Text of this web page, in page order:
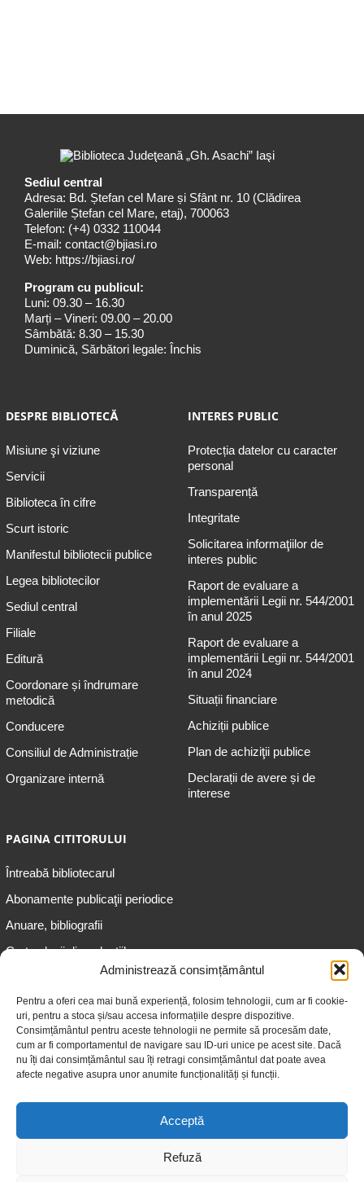
Administrează consimțământul
Pentru a oferi cea mai bună experiență, folosim tehnologii, cum ar fi cookie-
uri, pentru a stoca și/sau accesa informațiile despre dispozitive.
Consimțământul pentru aceste tehnologii ne permite să procesăm date,
cum ar fi comportamentul de navigare sau ID-uri unice pe acest site. Dacă
nu îți dai consimțământul sau îți retragi consimțământul dat poate avea
afecte negative asupra unor anumite funcționalități și funcții.
Acceptă
Refuză
Sediul central
Adresa: Bd. Ștefan cel Mare și Sfânt nr. 10 (Clădirea
Galeriile Ștefan cel Mare, etaj), 700063
Telefon: (+4) 0332 110044
E-mail: contact@bjiasi.ro
Web: https://bjiasi.ro/
Program cu publicul:
Luni: 09.30 – 16.30
Marți – Vineri: 09.00 – 20.00
Sâmbătă: 8.30 – 15.30
Duminică, Sărbători legale: Închis
DESPRE BIBLIOTECĂ
Misiune şi viziune
Servicii
Biblioteca în cifre
Scurt istoric
Manifestul bibliotecii publice
Legea bibliotecilor
Sediul central
Filiale
Editură
Coordonare și îndrumare
metodică
Conducere
Consiliul de Administrație
Organizare internă
INTERES PUBLIC
Protecția datelor cu caracter
personal
Transparență
Integritate
Solicitarea informaţiilor de
interes public
Raport de evaluare a
implementării Legii nr. 544/2001
în anul 2025
Raport de evaluare a
implementării Legii nr. 544/2001
în anul 2024
Situații financiare
Achiziții publice
Plan de achiziţii publice
Declarații de avere și de
interese
PAGINA CITITORULUI
Întreabă bibliotecarul
Abonamente publicaţii periodice
Anuare, bibliografii
Cartea lunii din colecțiile
Informații pentru adolescenți
Informații pentru adulți
Informații pentru seniori